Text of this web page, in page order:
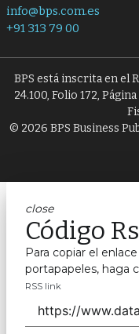
info@bps.com.es
+91 313 79 00
BPS está inscrita en el
24.100, Folio 172,
© 2026 BPS Business
close
Código
Para copiar el enlace
portapapeles, haga
RSS link